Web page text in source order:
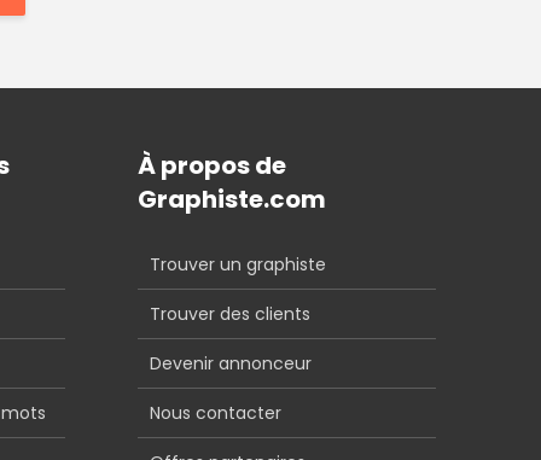
À propos de
Graphiste.com
Trouver un graphiste
Trouver des clients
Devenir annonceur
Nous contacter